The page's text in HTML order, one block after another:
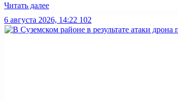
Читать далее
6 августа 2026, 14:22 102